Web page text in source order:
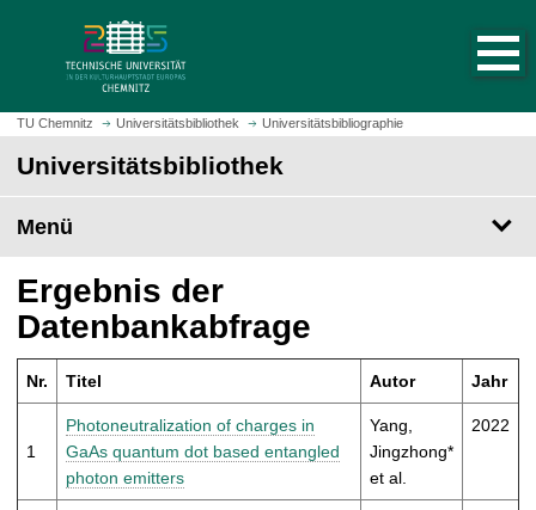
z
m
t
e
i
t
u
f
u
f
n
TU Chemnitz Universitätsbibliothek Universitätsbibliographie
Universitätsbibliothek
Menü
Ergebnis der
Datenbankabfrage
Nr. Titel Autor Jahr
1
Photoneutralization of charges in
GaAs quantum dot based entangled
photon emitters
Yang,
Jingzhong*
et al.
2022